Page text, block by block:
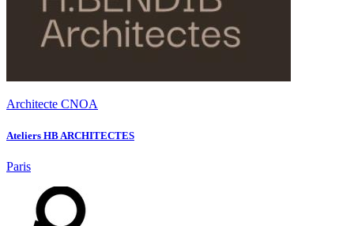
Architecte CNOA
Ateliers HB ARCHITECTES
Paris